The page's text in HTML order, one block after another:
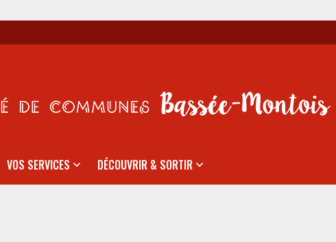
VOS SERVICES DÉCOUVRIR & SORTIR